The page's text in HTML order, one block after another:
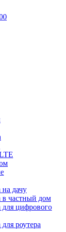
дачу
в частный дом
для цифрового
роутера